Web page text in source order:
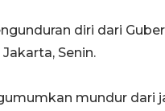
diri dari
Senin.
mundur dari